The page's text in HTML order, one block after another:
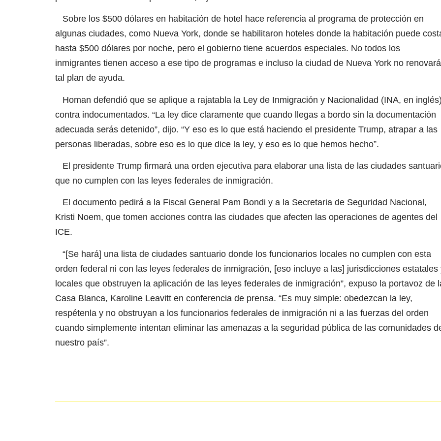
Sobre los $500 dólares en habitación de hotel hace referencia al programa de protección en
algunas ciudades, como Nueva York, donde se habilitaron hoteles donde la habitación puede
hasta $500 dólares por noche, pero el gobierno tiene acuerdos especiales. No todos los
inmigrantes tienen acceso a ese tipo de programas e incluso la ciudad de Nueva York no renovará
tal plan de ayuda.
Homan defendió que se aplique a rajatabla la Ley de Inmigración y Nacionalidad (INA, en inglés)
contra indocumentados. “La ley dice claramente que cuando llegas a bordo sin la documentación
adecuada serás detenido”, dijo. “Y eso es lo que está haciendo el presidente Trump, atrapar a las
personas liberadas, sobre eso es lo que dice la ley, y eso es lo que hemos hecho”.
El presidente Trump firmará una orden ejecutiva para elaborar una lista de las ciudades
que no cumplen con las leyes federales de inmigración.
El documento pedirá a la Fiscal General Pam Bondi y a la Secretaria de Seguridad Nacional,
Kristi Noem, que tomen acciones contra las ciudades que afecten las operaciones de agentes del
ICE.
“[Se hará] una lista de ciudades santuario donde los funcionarios locales no cumplen con esta
orden federal ni con las leyes federales de inmigración, [eso incluye a las] jurisdicciones estatales
locales que obstruyen la aplicación de las leyes federales de inmigración”, expuso la portavoz de
Casa Blanca, Karoline Leavitt en conferencia de prensa. “Es muy simple: obedezcan la ley,
respétenla y no obstruyan a los funcionarios federales de inmigración ni a las fuerzas del orden
cuando simplemente intentan eliminar las amenazas a la seguridad pública de las comunidades
nuestro país”.